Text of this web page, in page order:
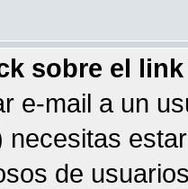
sobre el
e-mail a un
necesitas
de